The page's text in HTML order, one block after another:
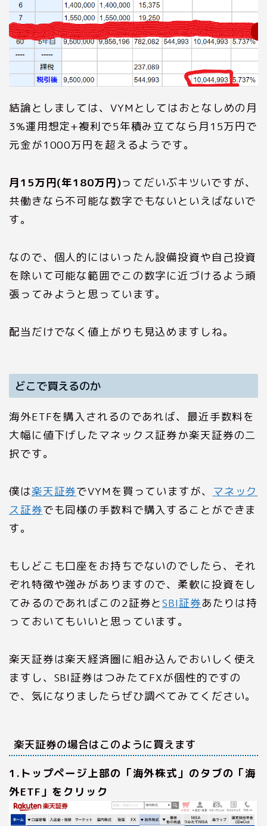
結論としましては、VYMとしてはおとなしめの月
3%運用想定+複利で5年積み立てなら月15万円で
元金が1000万円を超えるようです。
月15万円(年180万円)ってだいぶキツいですが、
共働きなら不可能な数字でもないといえばないで
す。
なので、個人的にはいったん設備投資や自己投資
を除いて可能な範囲でこの数字に近づけるよう頑
張ってみようと思っています。
配当だけでなく値上がりも見込めますしね。
どこで買えるのか
海外ETFを購入されるのであれば、最近手数料を
大幅に値下げしたマネックス証券か楽天証券の二
択です。
僕は楽天証券でVYMを買っていますが、 マネック
ス証券でも同様の手数料で購入することができま
す。
もしどこも口座をお持ちでないのでしたら、それ
ぞれ特徴や強みがありますので、柔軟に投資をし
てみるのであればこの2証券とSBI証券あたりは持
っておいてもいいと思っています。
楽天証券は楽天経済圏に組み込んでおいしく使え
ますし、SBI証券はつみたてFXが個性的ですの
で、気になりましたらぜひ調べてみてください。
楽天証券の場合はこのように買えます
1.トップページ上部の「海外株式」のタブの「海
外ETF」をクリック